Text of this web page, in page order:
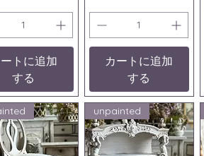
トに追加
する
カートに追加
する
unpainted